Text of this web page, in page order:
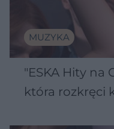
MUZYKA
"ESKA Hity na
która rozkręci